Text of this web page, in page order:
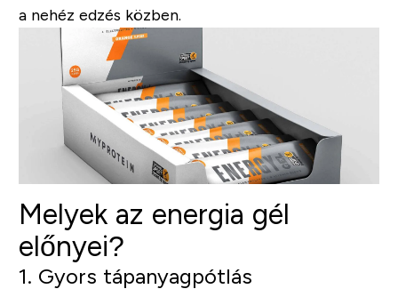
a nehéz edzés közben.
Melyek az energia gél
előnyei?
1. Gyors tápanyagpótlás